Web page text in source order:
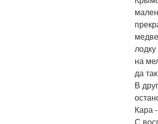
на
да
В
Кара